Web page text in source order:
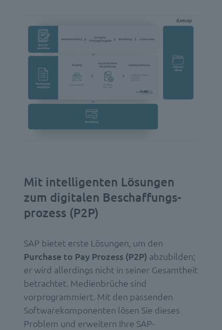
Mit intelligenten Lösungen
zum digitalen Beschaffungs­
prozess (P2P)
SAP bietet erste Lösungen, um den
Purchase to Pay Prozess (P2P) abzubilden;
er wird allerdings nicht in seiner Gesamtheit
betrachtet. Medienbrüche sind
vorprogrammiert. Mit den passenden
Softwarekomponenten lösen Sie dieses
Problem und erweitern Ihre SAP-